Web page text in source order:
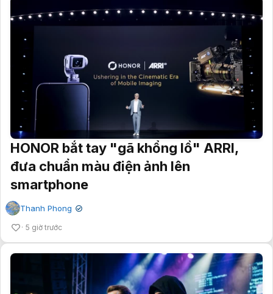
HONOR bắt tay "gã khổng lồ" ARRI,
đưa chuẩn màu điện ảnh lên
smartphone
Thanh Phong ✔
5 giờ trước